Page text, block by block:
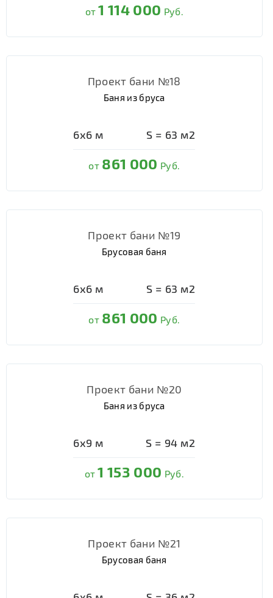
от1 114 000 Руб.
Проект бани №18
Баня из бруса
6х6 м S = 63 м2
от 861 000 Руб.
Проект бани №19
Брусовая баня
6х6 м S = 63 м2
от 861 000 Руб.
Проект бани №20
Баня из бруса
6х9 м S = 94 м2
от1 153 000 Руб.
Проект бани №21
Брусовая баня